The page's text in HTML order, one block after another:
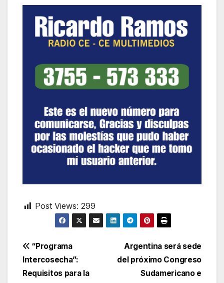
Post Views: 299
Navegación
de
Argentina será sede
del próximo Congreso
Sudamericano e
“Programa
Intercosecha”:
Requisitos para la